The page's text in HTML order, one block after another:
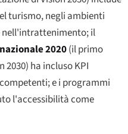
turismo, negli ambienti
nell'intrattenimento; il
2020(il primo
ha incluso KPI
e i programmi
l'accessibilità come